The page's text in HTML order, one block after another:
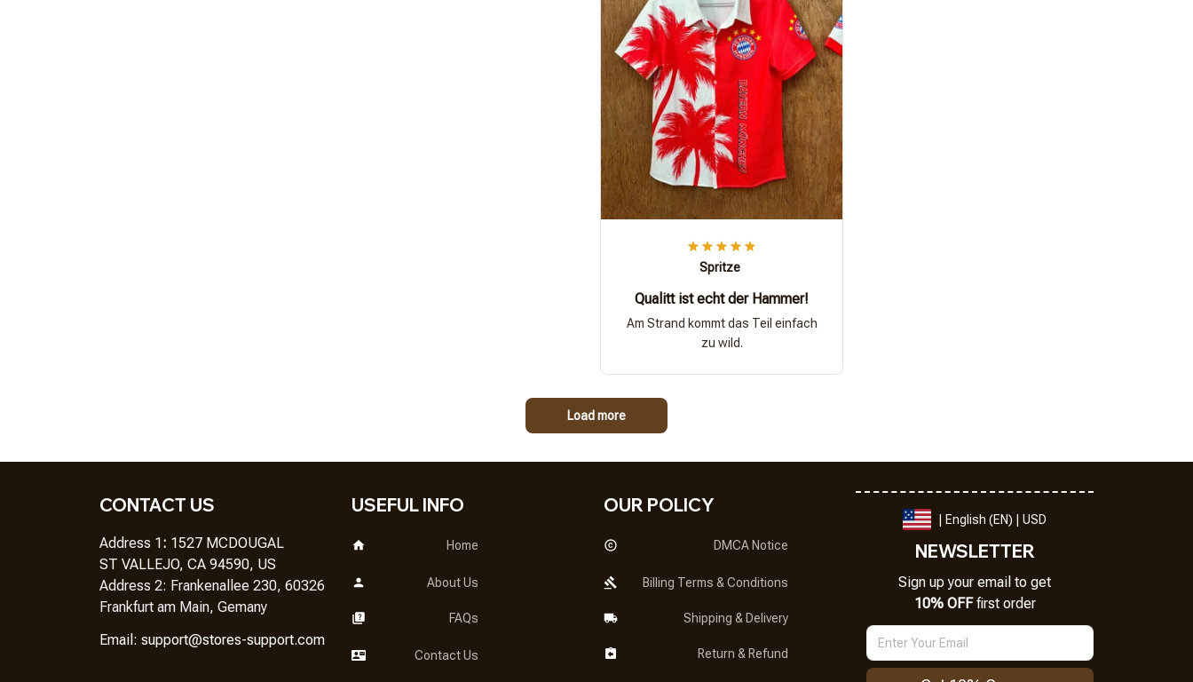
Spritze
Qualitt ist echt der Hammer!
Am Strand kommt das Teil einfach
zu wild.
Load more
CONTACT US
Address 1: 1527 MCDOUGAL
ST VALLEJO, CA 94590, US
Address 2: Frankenallee 230, 60326
Frankfurt am Main, Gemany
Email: support@stores-support.com
USEFUL INFO
Home
About Us
FAQs
Contact Us
OUR POLICY
DMCA Notice
Billing Terms & Conditions
Shipping & Delivery
Return & Refund
| English (EN) | USD
NEWSLETTER
Sign up your email to get
10% OFF first order